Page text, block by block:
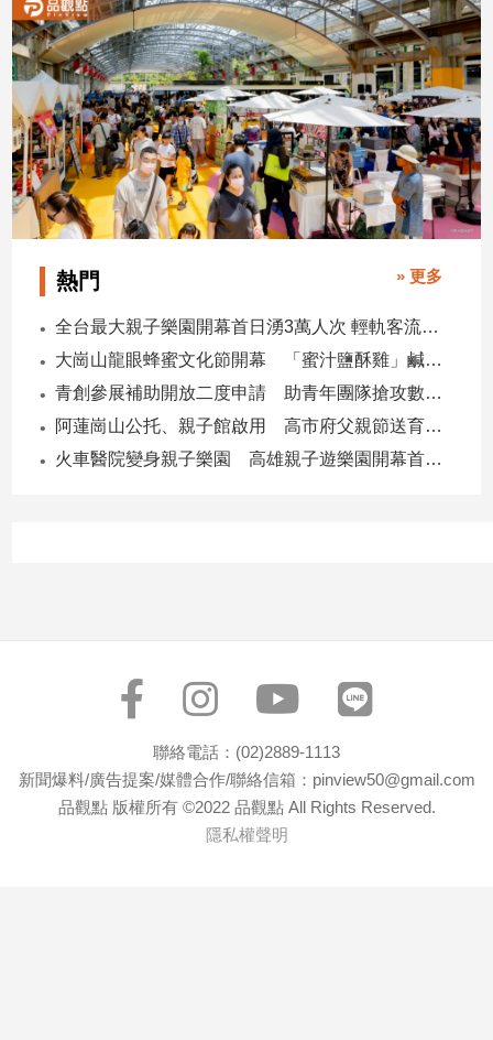
熱門 » 更多
全台最大親子樂園開幕首日湧3萬人次 輕軌客流增20倍
大崗山龍眼蜂蜜文化節開幕 「蜜汁鹽酥雞」鹹甜跨界搶話題
青創參展補助開放二度申請 助青年團隊搶攻數位轉型商機
阿蓮崗山公托、親子館啟用 高市府父親節送育兒暖禮
火車醫院變身親子樂園 高雄親子遊樂園開幕首日爆棚
聯絡電話：(02)2889-1113
新聞爆料/廣告提案/媒體合作/聯絡信箱：pinview50@gmail.com
品觀點 版權所有 ©2022 品觀點 All Rights Reserved.
隱私權聲明